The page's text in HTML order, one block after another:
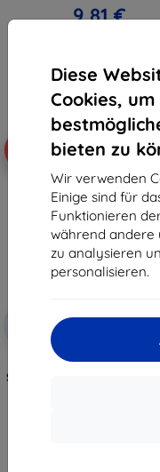
Diese
Cookies,
bieten zu
Wir verwenden
Einige sind für
Funktionieren
während andere
zu analysieren
personalisieren.
9,81 €
mit
3mk Matt Case
Smartphone-Gehäuse für